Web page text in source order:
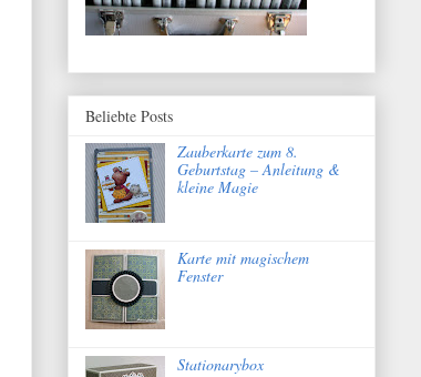
Beliebte Posts
Zauberkarte zum 8.
Geburtstag – Anleitung &
kleine Magie
Karte mit magischem
Fenster
Stationarybox